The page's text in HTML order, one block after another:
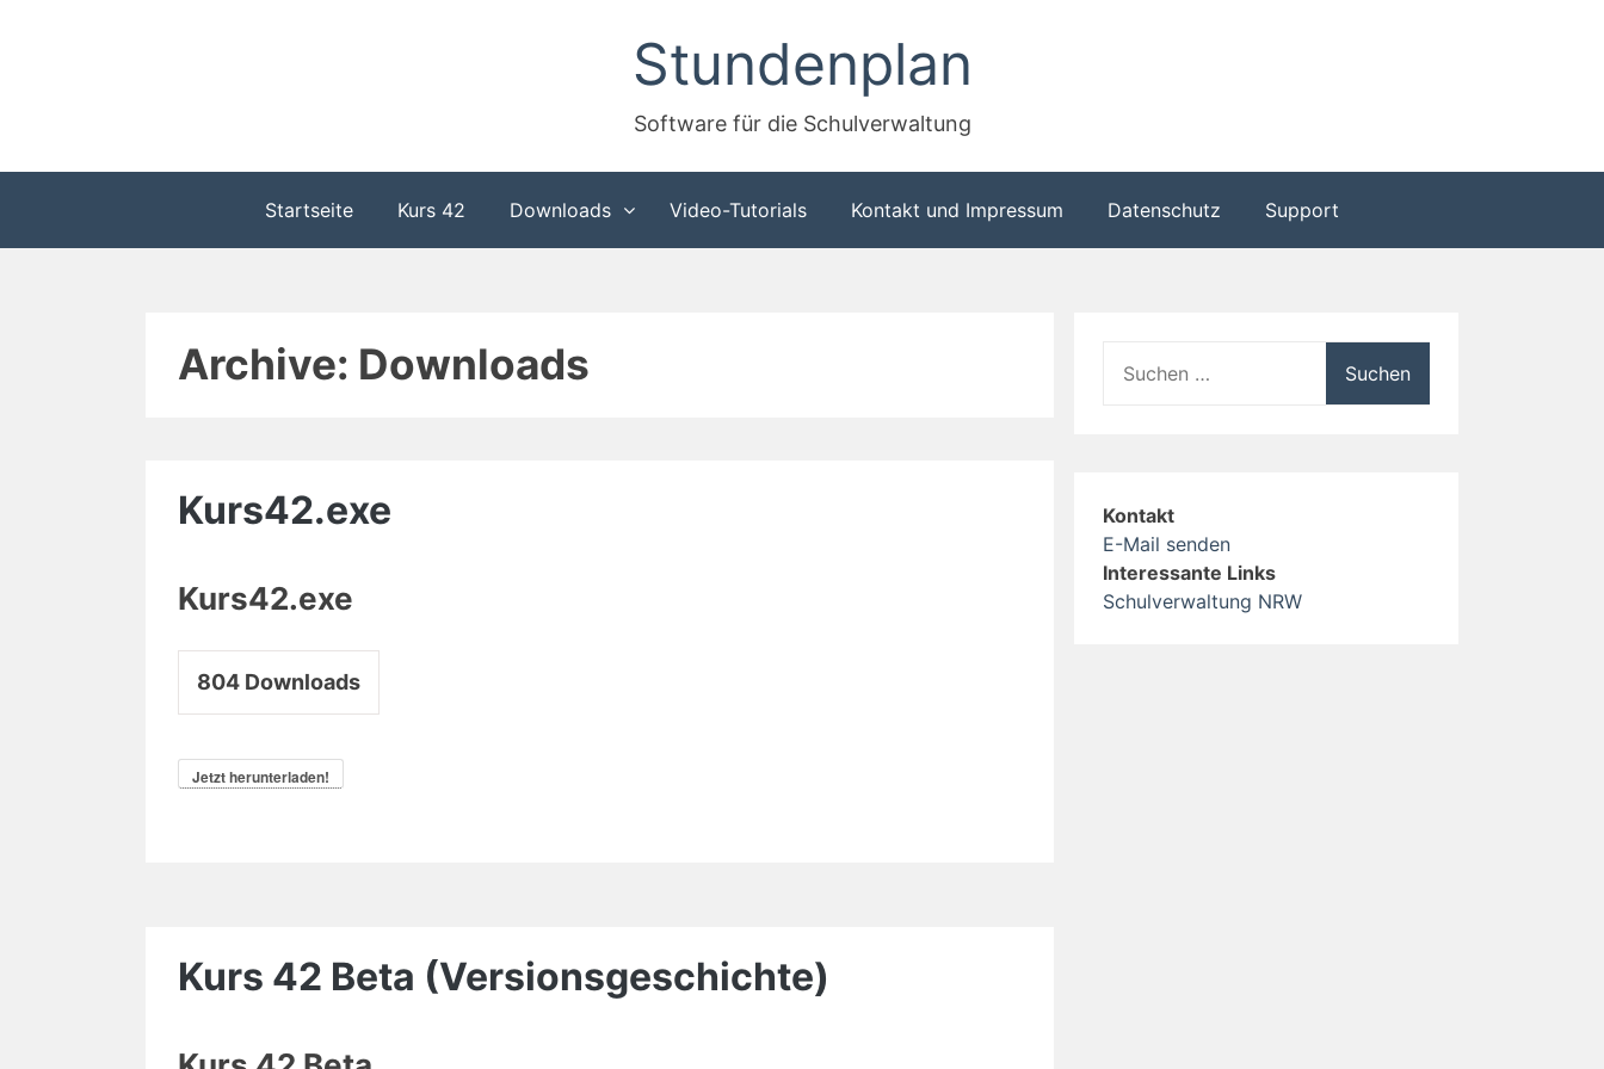
Stundenplan
Software für die Schulverwaltung
Startseite Kurs 42 Downloads Video-Tutorials Kontakt und Impressum Datenschutz Support
Archive: Downloads
Kurs42.exe
Kurs42.exe
804 Downloads
Jetzt herunterladen!
Kurs 42 Beta (Versionsgeschichte)
nach:
Kontakt
E-Mail senden
Interessante Links
Schulverwaltung NRW